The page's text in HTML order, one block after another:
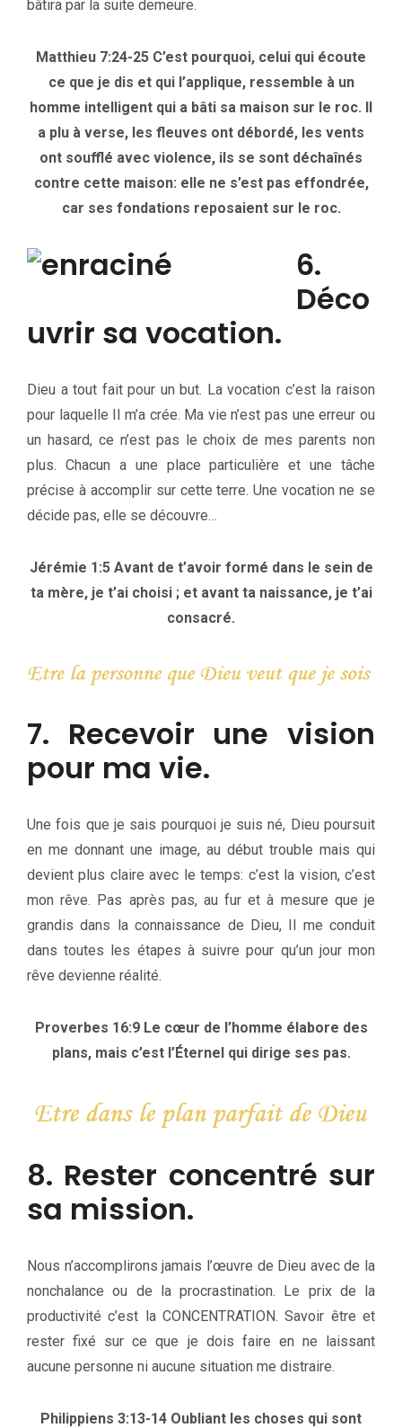
bâtira par la suite demeure.
Matthieu 7:24-25 C’est pourquoi, celui qui écoute
ce que je dis et qui l’applique, ressemble à un
homme intelligent qui a bâti sa maison sur le roc. Il
a plu à verse, les fleuves ont débordé, les vents
ont soufflé avec violence, ils se sont déchaînés
contre cette maison: elle ne s’est pas effondrée,
car ses fondations reposaient sur le roc.
6.
Déco
uvrir sa vocation.
Dieu a tout fait pour un but. La vocation c’est la raison
pour laquelle Il m’a crée. Ma vie n’est pas une erreur ou
un hasard, ce n’est pas le choix de mes parents non
plus. Chacun a une place particulière et une tâche
précise à accomplir sur cette terre. Une vocation ne se
décide pas, elle se découvre…
Jérémie 1:5 Avant de t’avoir formé dans le sein de
ta mère, je t’ai choisi ; et avant ta naissance, je t’ai
consacré.
7. Recevoir une vision
pour ma vie.
Une fois que je sais pourquoi je suis né, Dieu poursuit
en me donnant une image, au début trouble mais qui
devient plus claire avec le temps: c’est la vision, c’est
mon rêve. Pas après pas, au fur et à mesure que je
grandis dans la connaissance de Dieu, Il me conduit
dans toutes les étapes à suivre pour qu’un jour mon
rêve devienne réalité.
Proverbes 16:9 Le cœur de l’homme élabore des
plans, mais c’est l’Éternel qui dirige ses pas.
8. Rester concentré sur
sa mission.
Nous n’accomplirons jamais l’œuvre de Dieu avec de la
nonchalance ou de la procrastination. Le prix de la
productivité c’est la CONCENTRATION. Savoir être et
rester fixé sur ce que je dois faire en ne laissant
aucune personne ni aucune situation me distraire.
Philippiens 3:13-14 Oubliant les choses qui sont